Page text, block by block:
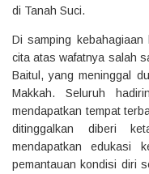
di Tanah Suci.
Di samping
cita atas wafatnya salah
Baitul, yang meninggal
Makkah. Seluruh
mendapatkan tempat
ditinggalkan diberi
mendapatkan edukasi
pemantauan kondisi diri